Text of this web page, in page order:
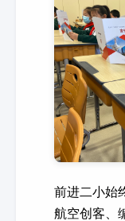
前进二小始
航空创客、